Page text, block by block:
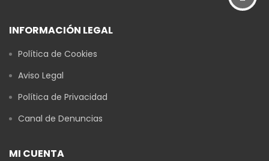
INFORMACIÓN LEGAL
Política de Cookies
Aviso Legal
Política de Privacidad
Canal de Denuncias
MI CUENTA